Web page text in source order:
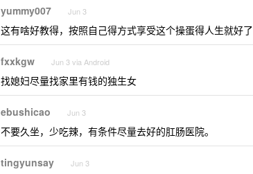
yummy007 Jun 3
这有啥好教得，按照自己得方式享受这个操蛋得人生就好了
fxxkgw Jun 3 via Android
找媳妇尽量找家里有钱的独生女
ebushicao Jun 3
不要久坐，少吃辣，有条件尽量去好的肛肠医院。
tingyunsay Jun 3